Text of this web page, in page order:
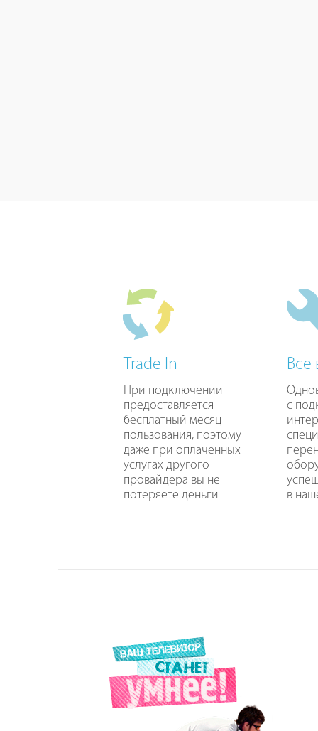
Trade In
При подключении
предоставляется
бесплатный месяц
пользования, поэтому
даже при оплаченных
услугах другого
провайдера вы не
потеряете деньги
Все
с
в